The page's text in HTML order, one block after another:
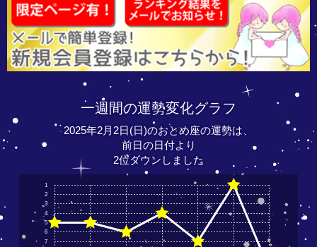
一週間の運勢変化グラフ
2025年2月2日(日)のおとめ座の運勢は、
前日の日付より
2位ダウンしました
7
6
5
4
3
2
1